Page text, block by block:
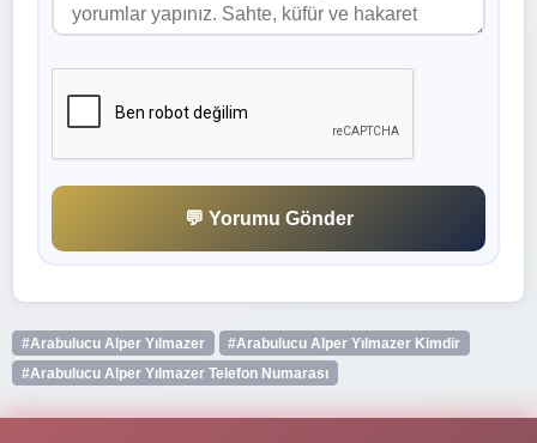
💬 Yorumu Gönder
#Arabulucu Alper Yılmazer
#Arabulucu Alper Yılmazer Kimdir
#Arabulucu Alper Yılmazer Telefon Numarası